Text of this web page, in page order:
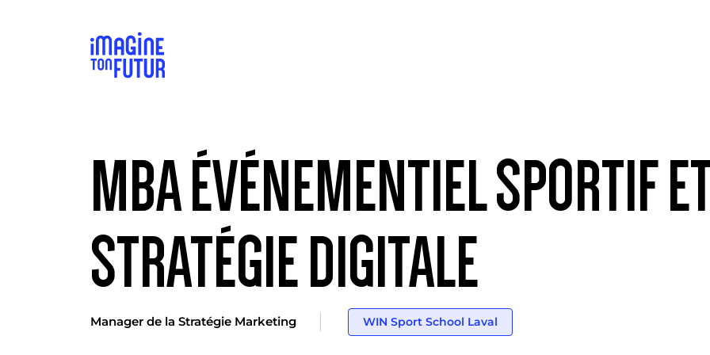
MBA ÉVÉNEMENTIEL SPORTIF
STRATÉGIE DIGITALE
Manager de la Stratégie Marketing WIN Sport School Laval